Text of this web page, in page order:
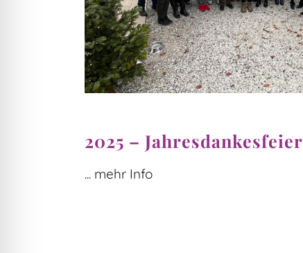
2025 – Jahresdankesfeier
... mehr Info